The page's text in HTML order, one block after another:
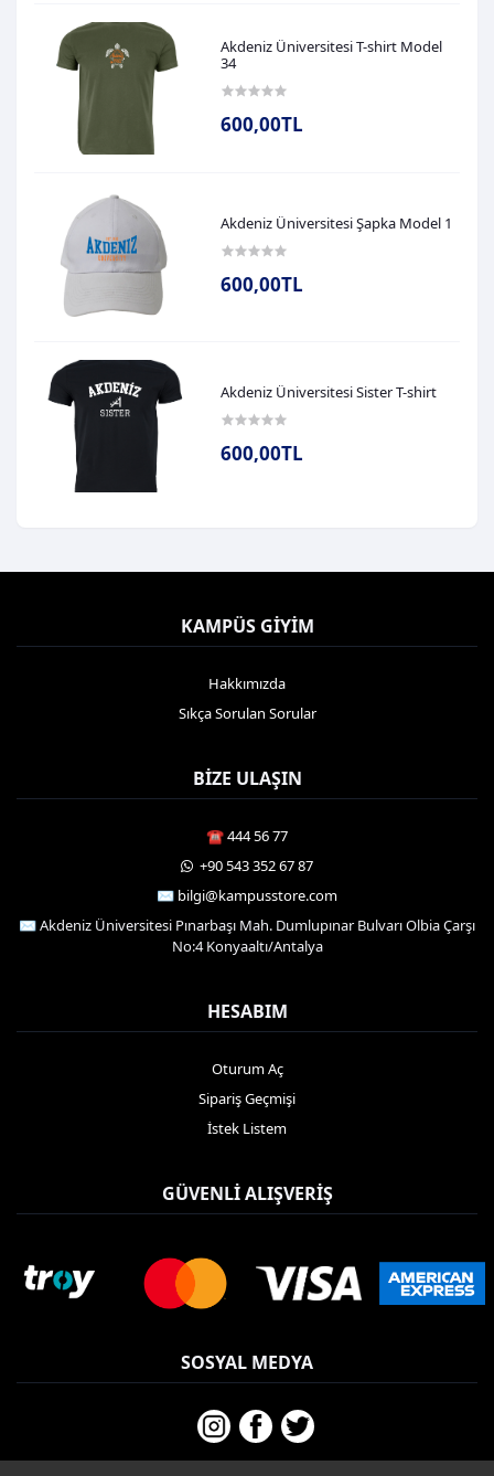
Akdeniz Üniversitesi T-shirt Model
34
600,00TL
Akdeniz Üniversitesi Şapka Model 1
600,00TL
Akdeniz Üniversitesi Sister T-shirt
600,00TL
KAMPÜS GIYIM
Hakkımızda
Sıkça Sorulan Sorular
BIZE ULAŞIN
☎️ 444 56 77
️ +90 543 352 67 87
✉️ bilgi@kampusstore.com
✉️ Akdeniz Üniversitesi Pınarbaşı Mah. Dumlupınar Bulvarı Olbia Çarşı
No:4 Konyaaltı/Antalya
HESABIM
Oturum Aç
Sipariş Geçmişi
İstek Listem
GÜVENLI ALIŞVERIŞ
SOSYAL MEDYA